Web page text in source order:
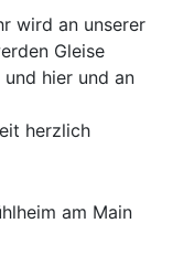
wird an unserer
Gleise
hier und an
herzlich
am Main